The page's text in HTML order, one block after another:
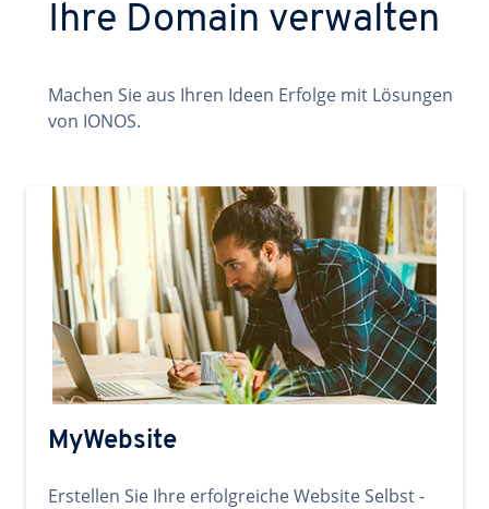
Ihre Domain verwalten
Machen Sie aus Ihren Ideen Erfolge mit Lösungen
von IONOS.
MyWebsite
Erstellen Sie Ihre erfolgreiche Website Selbst -